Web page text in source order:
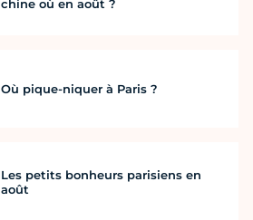
chine où en août ?
Où pique-niquer à Paris ?
Les petits bonheurs parisiens en
août